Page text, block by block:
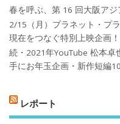
春を呼ぶ、第 16 回大阪アジ
2/15（月）プラネット・プ
現在をつなぐ特別上映企画！
続・2021年YouTube 松本卓
手にお年玉企画・新作短編
レポート